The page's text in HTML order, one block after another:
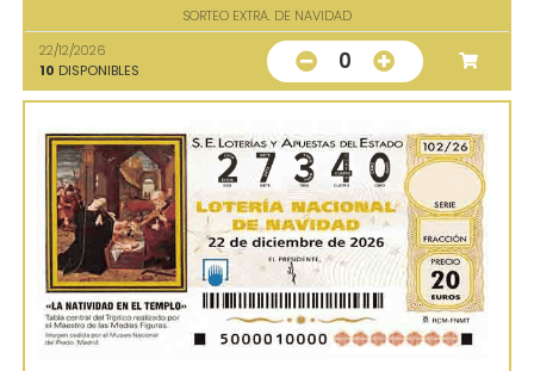
SORTEO EXTRA. DE NAVIDAD
22/12/2026
10 DISPONIBLES 0